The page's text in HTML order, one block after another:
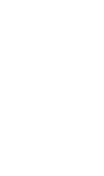
attentes des
et les
de la
:
ET